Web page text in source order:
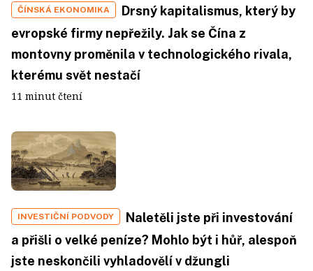
ČÍNSKÁ EKONOMIKA
Drsný kapitalismus, který by
evropské firmy nepřežily. Jak se Čína z
montovny proměnila v technologického rivala,
kterému svět nestačí
11 minut čtení
INVESTIČNÍ PODVODY
Naletěli jste při investování
a přišli o velké peníze? Mohlo být i hůř, alespoň
jste neskončili vyhladovělí v džungli